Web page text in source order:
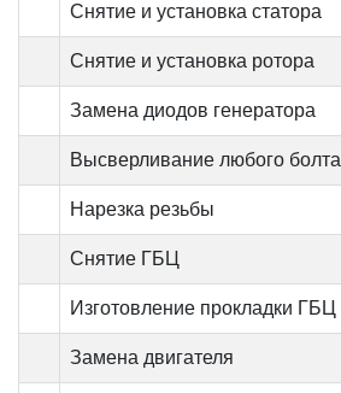
Снятие и установка статора
Снятие и установка ротора
Замена диодов генератора
Высверливание любого болта
Нарезка резьбы
Снятие ГБЦ
Изготовление прокладки ГБЦ
Замена двигателя